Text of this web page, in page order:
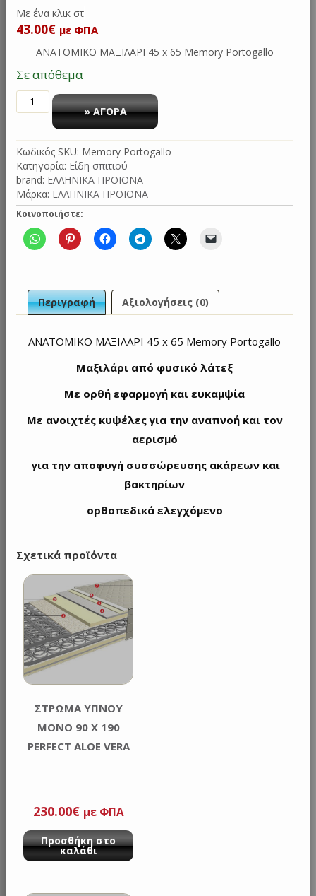
Με ένα κ
43.00€ με ΦΠΑ
ΑΝΑΤΟΜΙΚΟ ΜΑΞΙΛΑΡΙ 45 x 65 Memory Portogallo
Σε απόθεμα
ΑΝΑΤΟΜΙΚΟ
ΜΑΞΙΛΑΡΙ
x
65
Memory
Portogallo
ποσότητα
» ΑΓΟΡΑ
Κωδικός SKU: Memory Portogallo
Κατηγορία: Είδη σπιτιού
brand: ΕΛΛΗΝΙΚΑ ΠΡΟΪΟΝΑ
Μάρκα: ΕΛΛΗΝΙΚΑ ΠΡΟΪΟΝΑ
Κοινοποιήστε:
Περιγραφή Αξιολογήσεις (0)
ΑΝΑΤΟΜΙΚΟ ΜΑΞΙΛΑΡΙ 45 x 65 Memory Portogallo
Μαξιλάρι από φυσικό λάτεξ
Με ορθή εφαρμογή και ευκαμψία
Με ανοιχτές κυψέλες για την αναπνοή και τον
αερισμό
για την αποφυγή συσσώρευσης ακάρεων και
βακτηρίων
ορθοπεδικά ελεγχόμενο
Σχετικά προϊόντα
ΣΤΡΩΜΑ ΥΠΝΟΥ
ΜΟΝΟ 90 Χ 190
PERFECT ALOE VERA
230.00€ με ΦΠΑ
Προσθήκη στο
καλάθι